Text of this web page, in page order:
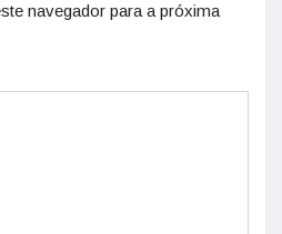
navegador para a próxima